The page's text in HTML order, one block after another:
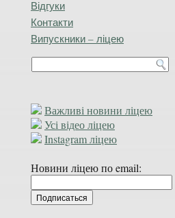
Відгуки
Контакти
Випускники – ліцею
Важливі новини ліцею
Усі відео ліцею
Instagram ліцею
Новини ліцею по email: